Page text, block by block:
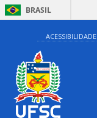
BRASIL
ACESSIBILIDADE